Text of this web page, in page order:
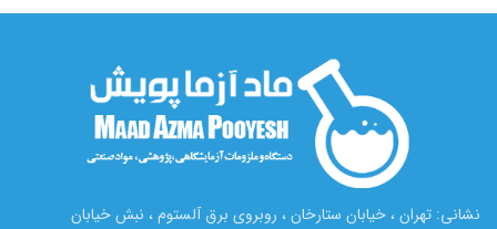
نشانی: تهران ، خیابان ستارخان ، روبروی برق آلستوم ، نبش خیابان